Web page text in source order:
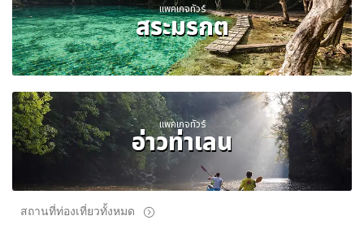
แพคเกจทัวร์
สระมรกต
แพคเกจทัวร์
อ่าวท่าเลน
สถานที่ท่องเที่ยวทั้งหมด